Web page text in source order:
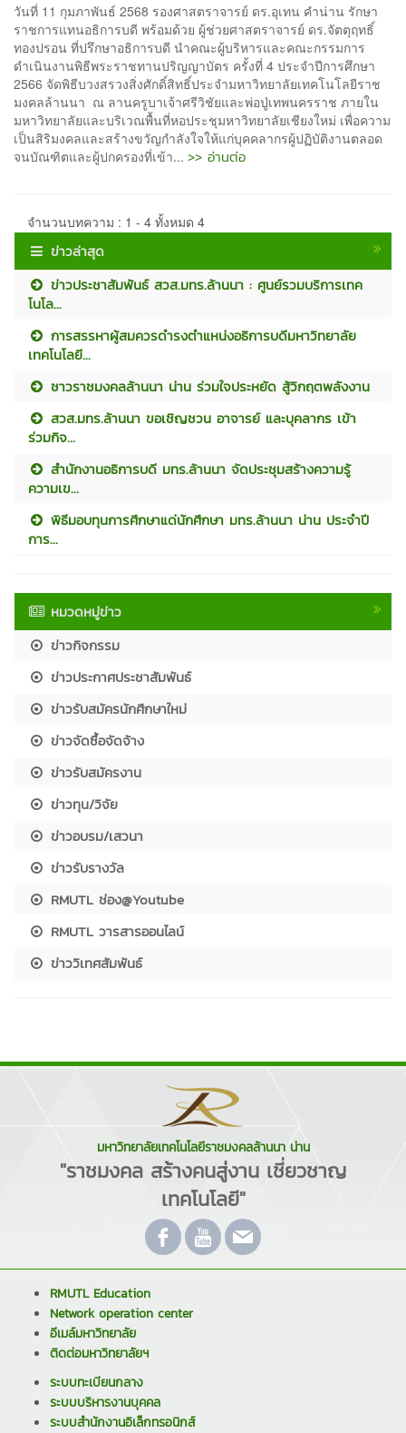
วันที่ 11 กุมภาพันธ์ 2568 รองศาสตราจารย์ ดร.อุเทน คำน่าน รักษา
ราชการแทนอธิการบดี พร้อมด้วย ผู้ช่วยศาสตราจารย์ ดร.จัตตุฤทธิ์
ทองปรอน ที่ปรึกษาอธิการบดี นำคณะผู้บริหารและคณะกรรมการ
ดำเนินงานพิธีพระราชทานปริญญาบัตร ครั้งที่ 4 ประจำปีการศึกษา
2566 จัดพิธีบวงสรวงสิ่งศักดิ์สิทธิ์ประจำมหาวิทยาลัยเทคโนโลยีราช
มงคลล้านนา ณ ลานครูบาเจ้าศรีวิชัยและพ่อปู่เทพนครราช ภายใน
มหาวิทยาลัยและบริเวณพื้นที่หอประชุมหาวิทยาลัยเชียงใหม่ เพื่อความ
เป็นสิริมงคลและสร้างขวัญกำลังใจให้แก่บุคคลากรผู้ปฏิบัติงานตลอด
จนบัณฑิตและผู้ปกครองที่เข้า... >> อ่านต่อ
จำนวนบทความ : 1 - 4 ทั้งหมด 4
ข่าวล่าสุด
ข่าวประชาสัมพันธ์ สวส.มทร.ล้านนา : ศูนย์รวมบริการเทค
โนโล...
การสรรหาผู้สมควรดำรงตำแหน่งอธิการบดีมหาวิทยาลัย
เทคโนโลยี...
ชาวราชมงคลล้านนา น่าน ร่วมใจประหยัด สู้วิกฤตพลังงาน
สวส.มทร.ล้านนา ขอเชิญชวน อาจารย์ และบุคลากร เข้า
ร่วมกิจ...
สำนักงานอธิการบดี มทร.ล้านนา จัดประชุมสร้างความรู้
ความเข...
พิธีมอบทุนการศึกษาแด่นักศึกษา มทร.ล้านนา น่าน ประจำปี
การ...
หมวดหมู่ข่าว
ข่าวกิจกรรม
ข่าวประกาศประชาสัมพันธ์
ข่าวรับสมัครนักศึกษาใหม่
ข่าวจัดซื้อจัดจ้าง
ข่าวรับสมัครงาน
ข่าวทุน/วิจัย
ข่าวอบรม/เสวนา
ข่าวรับรางวัล
RMUTL ช่อง@Youtube
RMUTL วารสารออนไลน์
ข่าววิเทศสัมพันธ์
มหาวิทยาลัยเทคโนโลยีราชมงคลล้านนา น่าน
"ราชมงคล สร้างคนสู่งาน เชี่ยวชาญ
เทคโนโลยี"
RMUTL Education
Network operation center
อีเมล์มหาวิทยาลัย
ติดต่อมหาวิทยาลัยฯ
ระบบทะเบียนกลาง
ระบบบริหารงานบุคคล
ระบบสำนักงานอิเล็กทรอนิกส์